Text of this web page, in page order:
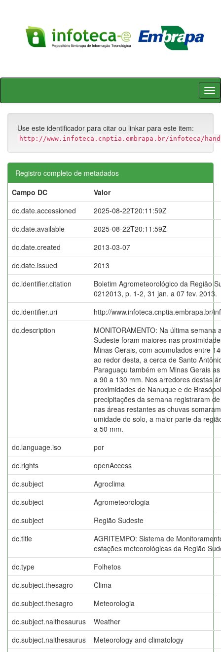
Skip
Use este identificador para citar ou linkar para este item:
http://www.infoteca.cnptia.embrapa.br/infoteca/
Registro completo de metadados
Campo DC
Valor
dc.date.accessioned
2025-08-22T20:11:59Z
dc.date.available
2025-08-22T20:11:59Z
dc.date.created
2013-03-07
dc.date.issued
2013
dc.identifier.citation
Boletim Agrometeorológico da Região
0212013, p. 1-2, 31 jan. a 07 fev. 2013.
dc.identifier.uri
http://www.infoteca.cnptia.embrapa.br/
dc.description
MONITORAMENTO: Na última semana
Sudeste foram maiores nas
Minas Gerais, com acumulados entre
ao redor desta, a cerca de Santo
Paraguaçu também em Minas Gerais
a 90 a 130 mm. Nos arredores destas
proximidades de Nanuque e de
precipitações da semana registraram
nas áreas restantes as chuvas
umidade do solo, a maior parte da
a 50 mm.
dc.language.iso
por
dc.rights
openAccess
dc.subject
Agroclima
dc.subject
Agrometeorologia
dc.subject
Região Sudeste
dc.title
AGRITEMPO: Sistema de
estações meteorológicas da Região
dc.type
Folhetos
dc.subject.thesagro
Clima
dc.subject.thesagro
Meteorologia
dc.subject.nalthesaurus
Weather
dc.subject.nalthesaurus
Meteorology and climatology